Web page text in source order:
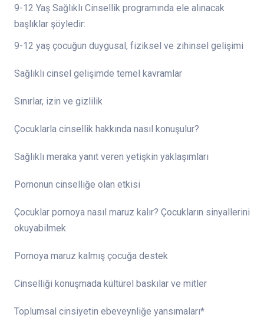
9-12 Yaş Sağlıklı Cinsellik programında ele alınacak
başlıklar şöyledir:
9-12 yaş çocuğun duygusal, fiziksel ve zihinsel gelişimi
Sağlıklı cinsel gelişimde temel kavramlar
Sınırlar, izin ve gizlilik
Çocuklarla cinsellik hakkında nasıl konuşulur?
Sağlıklı meraka yanıt veren yetişkin yaklaşımları
Pornonun cinselliğe olan etkisi
Çocuklar pornoya nasıl maruz kalır? Çocukların sinyallerini
okuyabilmek
Pornoya maruz kalmış çocuğa destek
Cinselliği konuşmada kültürel baskılar ve mitler
Toplumsal cinsiyetin ebeveynliğe yansımaları*